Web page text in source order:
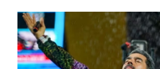
Ver
imagen
más
grande